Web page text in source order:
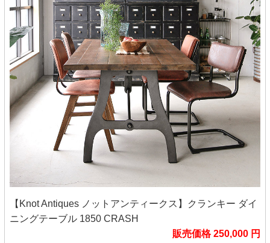
【Knot Antiques ノットアンティークス】クランキー ダイ
ニングテーブル 1850 CRASH
販売価格 250,000 円